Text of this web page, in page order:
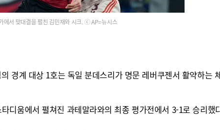
에서 맞대결을 펼친 김민재와 시크. ⓒ AP=뉴시스
경계 대상 1호는 독일 분데스리가 명문 레버쿠젠서 활약하는
디움에서 펼쳐진 과테말라와의 최종 평가전에서 3-1로 승리했